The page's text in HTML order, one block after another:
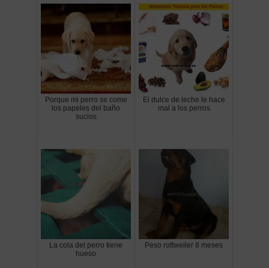
Porque mi perro se come
los papeles del baño
sucios
El dulce de leche le hace
mal a los perros
La cola del perro tiene
hueso
Peso rottweiler 8 meses